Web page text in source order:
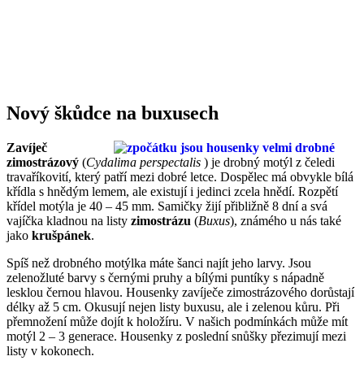
Nový škůdce na buxusech
Zavíječ
zimostrázový (Cydalima perspectalis ) je drobný motýl z čeledi
travaříkovití, který patří mezi dobré letce. Dospělec má obvykle bílá
křídla s hnědým lemem, ale existují i jedinci zcela hnědí. Rozpětí
křídel motýla je 40 – 45 mm. Samičky žijí přibližně 8 dní a svá
vajíčka kladnou na listy zimostrázu (Buxus), známého u nás také
jako krušpánek.
Spíš než drobného motýlka máte šanci najít jeho larvy. Jsou
zelenožluté barvy s černými pruhy a bílými puntíky s nápadně
lesklou černou hlavou. Housenky zavíječe zimostrázového dorůstají
délky až 5 cm. Okusují nejen listy buxusu, ale i zelenou kůru. Při
přemnožení může dojít k holožíru. V našich podmínkách může mít
motýl 2 – 3 generace. Housenky z poslední snůšky přezimují mezi
listy v kokonech.